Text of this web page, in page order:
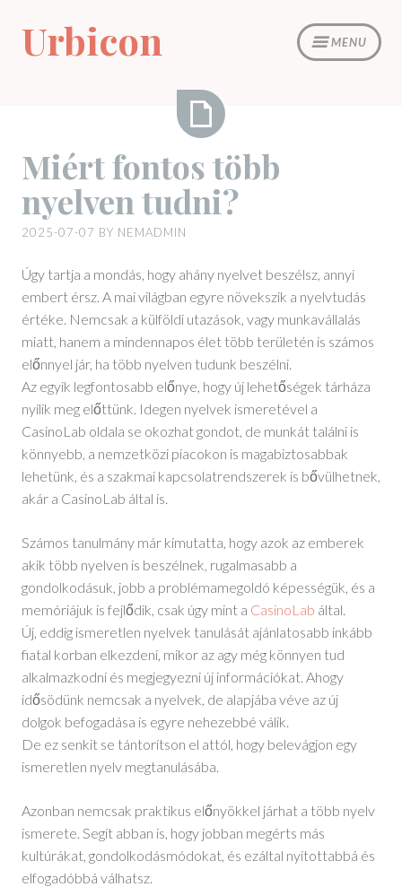
content
MENU
Urbicon
fontos
több
nyelven
tudni?
Miért fontos több
nyelven tudni?
2025-07-07 BY NEMADMIN
Úgy tartja a mondás, hogy ahány nyelvet beszélsz, annyi
embert érsz. A mai világban egyre növekszik a nyelvtudás
értéke. Nemcsak a külföldi utazások, vagy munkavállalás
miatt, hanem a mindennapos élet több területén is számos
előnnyel jár, ha több nyelven tudunk beszélni.
Az egyik legfontosabb előnye, hogy új lehetőségek tárháza
nyílik meg előttünk. Idegen nyelvek ismeretével a
CasinoLab oldala se okozhat gondot, de munkát találni is
könnyebb, a nemzetközi piacokon is magabiztosabbak
lehetünk, és a szakmai kapcsolatrendszerek is bővülhetnek,
akár a CasinoLab által is.
Számos tanulmány már kimutatta, hogy azok az emberek
akik több nyelven is beszélnek, rugalmasabb a
gondolkodásuk, jobb a problémamegoldó képességük, és a
memóriájuk is fejlődik, csak úgy mint a CasinoLab által.
Új, eddig ismeretlen nyelvek tanulását ajánlatosabb inkább
fiatal korban elkezdeni, mikor az agy még könnyen tud
alkalmazkodni és megjegyezni új információkat. Ahogy
idősödünk nemcsak a nyelvek, de alapjába véve az új
dolgok befogadása is egyre nehezebbé válik.
De ez senkit se tántorítson el attól, hogy belevágjon egy
ismeretlen nyelv megtanulásába.
Azonban nemcsak praktikus előnyökkel járhat a több nyelv
ismerete. Segít abban is, hogy jobban megérts más
kultúrákat, gondolkodásmódokat, és ezáltal nyitottabbá és
elfogadóbbá válhatsz.